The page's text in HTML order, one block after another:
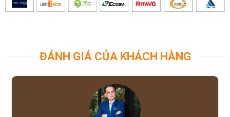
ĐÁNH GIÁ CỦA KHÁCH HÀNG